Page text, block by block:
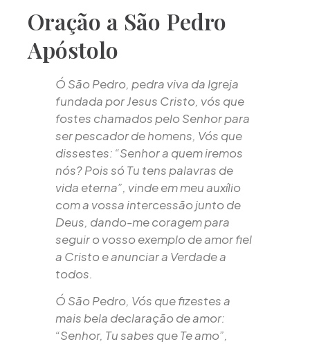
Oração a São Pedro
Apóstolo
Ó São Pedro, pedra viva da Igreja
fundada por Jesus Cristo, vós que
fostes chamados pelo Senhor para
ser pescador de homens, Vós que
dissestes: “Senhor a quem iremos
nós? Pois só Tu tens palavras de
vida eterna”, vinde em meu auxílio
com a vossa intercessão junto de
Deus, dando-me coragem para
seguir o vosso exemplo de amor fiel
a Cristo e anunciar a Verdade a
todos.
Ó São Pedro, Vós que fizestes a
mais bela declaração de amor:
“Senhor, Tu sabes que Te amo”,